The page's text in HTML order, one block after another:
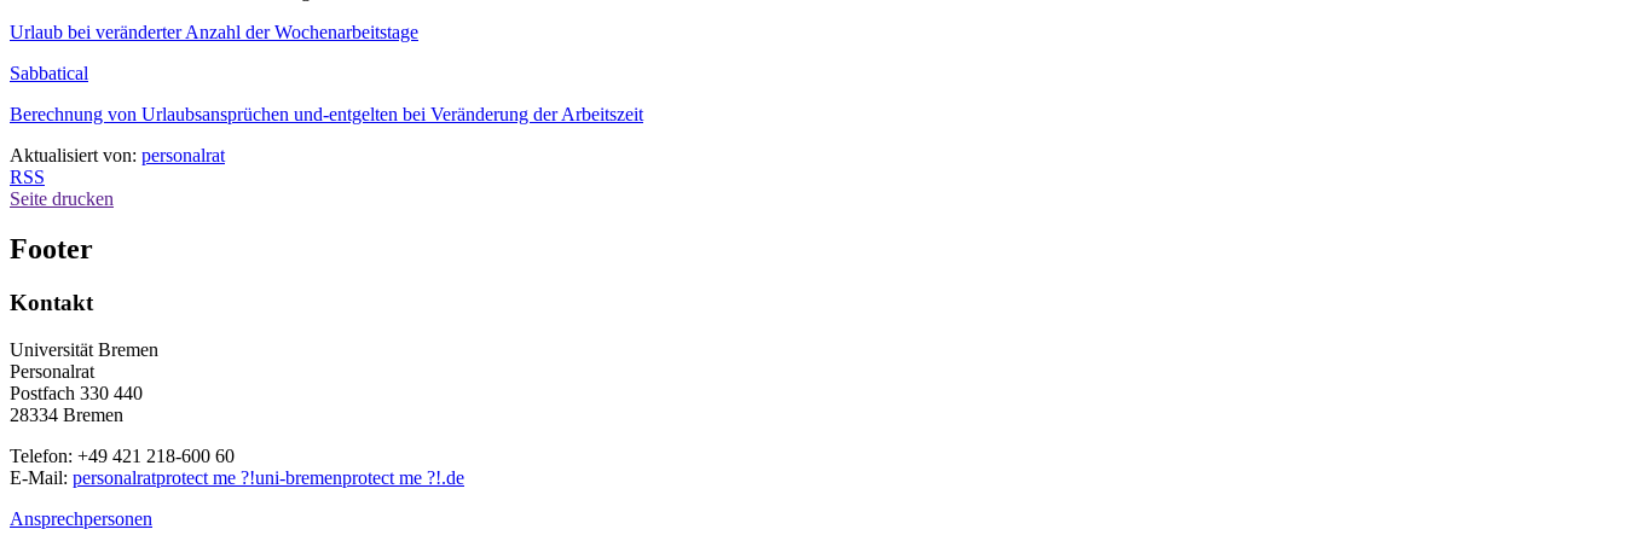
Urlaub bei veränderter Anzahl der Wochenarbeitstage
Sabbatical
Berechnung von Urlaubsansprüchen und-entgelten bei Veränderung der Arbeitszeit
Aktualisiert von: personalrat
RSS
Seite drucken
Footer
Kontakt
Universität Bremen
Personalrat
Postfach 330 440
28334 Bremen
Telefon: +49 421 218-600 60
E-Mail: personalratprotect me ?!uni-bremenprotect me ?!.de
Ansprechpersonen